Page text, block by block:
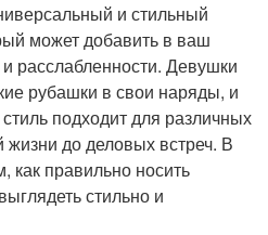
и стильный
может добавить в ваш
и расслабленности. Девушки
рубашки в свои наряды, и
подходит для различных
жизни до деловых встреч. В
как правильно носить
стильно и